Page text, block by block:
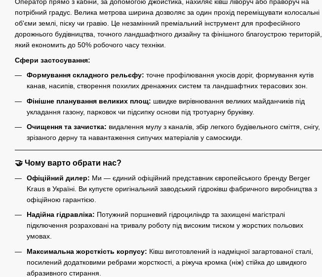
Оператор прямо з кабіни, за допомогою джойстика, нахиляє ківш ліворуч або праворуч на
потрібний градус. Велика метрова ширина дозволяє за один прохід переміщувати колосальні
об'єми землі, піску чи гравію. Це незамінний преміальний інструмент для професійного
дорожнього будівництва, точного ландшафтного дизайну та фінішного благоустрою територій,
який економить до 50% робочого часу техніки.
Сфери застосування:
Формування складного рельєфу: точне профілювання укосів доріг, формування кутів
канав, насипів, створення похилих дренажних систем та ландшафтних терасових зон.
Фінішне планування великих площ: швидке вирівнювання великих майданчиків під
укладання газону, парковок чи підсипку основи під тротуарну бруківку.
Очищення та зачистка: видалення мулу з каналів, збір легкого будівельного сміття, снігу,
зрізаного дерну та навантаження сипучих матеріалів у самоскиди.
🤝 Чому варто обрати нас?
Офіційний дилер: Ми — єдиний офіційний представник європейського бренду Berger
Kraus в Україні. Ви купуєте оригінальний заводський гідроківш фабричного виробництва з
офіційною гарантією.
Надійна гідравліка: Потужний поршневий гідроциліндр та захищені магістралі
підключення розраховані на тривалу роботу під високим тиском у жорстких польових
умовах.
Максимальна жорсткість корпусу: Ківш виготовлений із надміцної загартованої сталі,
посилений додатковими ребрами жорсткості, а ріжуча кромка (ніж) стійка до швидкого
абразивного стирання.